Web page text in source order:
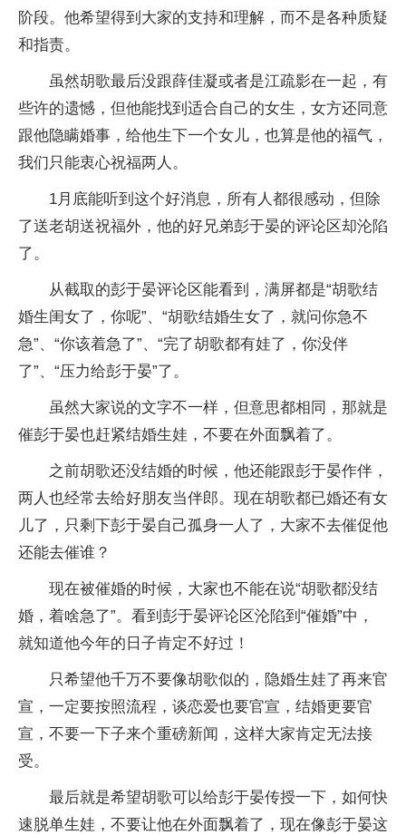
阶段。他希望得到大家的支持和理解，而不是各种质疑
和指责。
虽然胡歌最后没跟薛佳凝或者是江疏影在一起，有
些许的遗憾，但他能找到适合自己的女生，女方还同意
跟他隐瞒婚事，给他生下一个女儿，也算是他的福气，
我们只能衷心祝福两人。
1月底能听到这个好消息，所有人都很感动，但除
了送老胡送祝福外，他的好兄弟彭于晏的评论区却沦陷
了。
从截取的彭于晏评论区能看到，满屏都是“胡歌结
婚生闺女了，你呢”、“胡歌结婚生女了，就问你急不
急”、“你该着急了”、“完了胡歌都有娃了，你没伴
了”、“压力给彭于晏”了。
虽然大家说的文字不一样，但意思都相同，那就是
催彭于晏也赶紧结婚生娃，不要在外面飘着了。
之前胡歌还没结婚的时候，他还能跟彭于晏作伴，
两人也经常去给好朋友当伴郎。现在胡歌都已婚还有女
儿了，只剩下彭于晏自己孤身一人了，大家不去催促他
还能去催谁？
现在被催婚的时候，大家也不能在说“胡歌都没结
婚，着啥急了”。看到彭于晏评论区沦陷到“催婚”中，
就知道他今年的日子肯定不好过！
只希望他千万不要像胡歌似的，隐婚生娃了再来官
宣，一定要按照流程，谈恋爱也要官宣，结婚更要官
宣，不要一下子来个重磅新闻，这样大家肯定无法接
受。
最后就是希望胡歌可以给彭于晏传授一下，如何快
速脱单生娃，不要让他在外面飘着了，现在像彭于晏这